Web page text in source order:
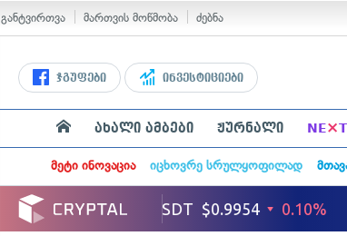
განტვირთვა მართვის მოწმობა ძებნა
ჯგუფები ინვესტიციები
ახალი ამბები ჟურნალი NE×T
მეტი ინოვაცია იცხოვრე სრულყოფილად